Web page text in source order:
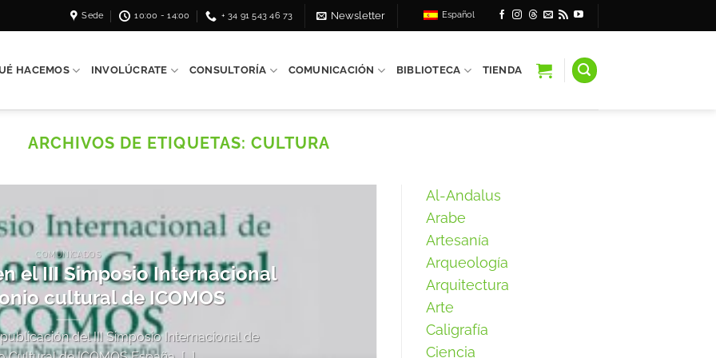
Sede 10:00 - 14:00 + 34 91 543 46 73 Newsletter Español
HACEMOS INVOLÚCRATE CONSULTORÍA COMUNICACIÓN BIBLIOTECA TIENDA
ARCHIVOS DE ETIQUETAS: CULTURA
COMUNICADOS
el III Simposio Internacional
cultural de ICOMOS
del III Simposio Internacional de
Al-Andalus
Arabe
Artesanía
Arqueología
Arquitectura
Arte
Caligrafía
Ciencia